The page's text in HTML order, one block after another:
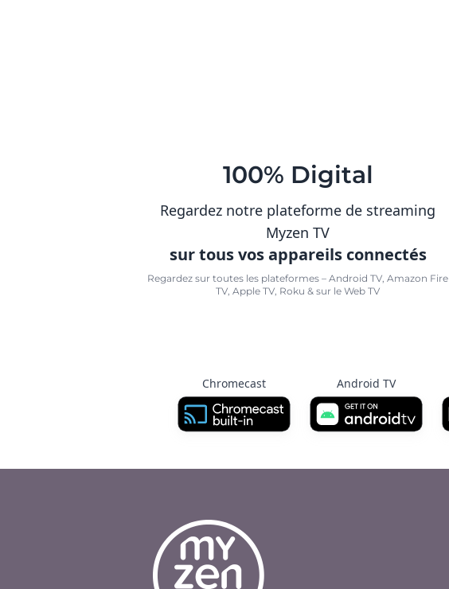
100% Digital
Regardez notre plateforme de streaming
Myzen TV
sur tous vos appareils connectés
Regardez sur toutes les plateformes – Android TV, Amazon Fire
TV, Apple TV, Roku & sur le Web TV
Chromecast Android TV